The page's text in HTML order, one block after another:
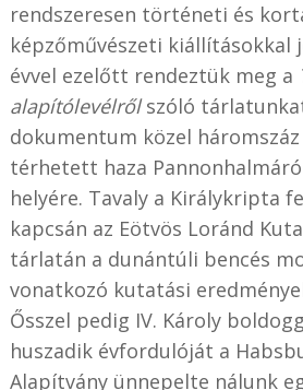
rendszeresen történeti és
képzőművészeti kiállításokkal
évvel ezelőtt rendeztük meg a
alapítólevélrőlszóló
dokumentum közel
térhetett haza
helyére. Tavaly a Királykripta
kapcsán az Eötvös Loránd
tárlatán a dunántúli bencés
vonatkozó kutatási
Ősszel pedig IV. Károly
huszadik évfordulóját a
Alapítvány ünnepelte nálunk